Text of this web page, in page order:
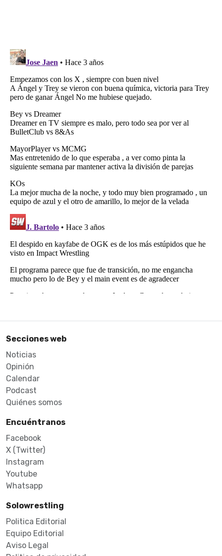
Secciones web
Noticias
Opinión
Calendar
Podcast
Quiénes somos
Encuéntranos
Facebook
X (Twitter)
Instagram
Youtube
Whatsapp
Solowrestling
Politica Editorial
Equipo Editorial
Aviso Legal